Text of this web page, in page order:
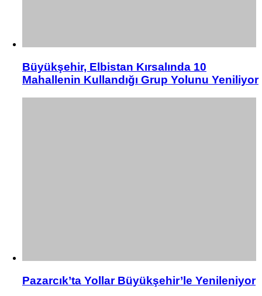
Büyükşehir, Elbistan Kırsalında 10
Mahallenin Kullandığı Grup Yolunu Yeniliyor
Pazarcık’ta Yollar Büyükşehir’le Yenileniyor